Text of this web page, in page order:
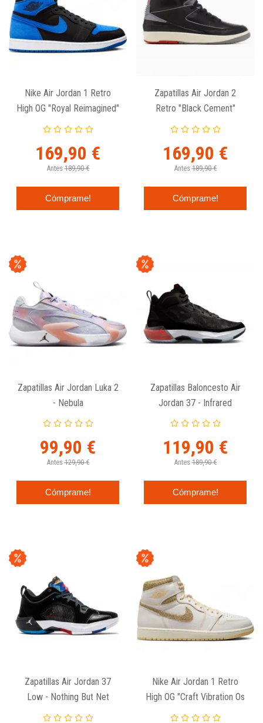
Nike Air Jordan 1 Retro
High OG "Royal Reimagined"
169,90 €
Antes 189,90 €
Cómprame!
Zapatillas Air Jordan 2
Retro "Black Cement"
169,90 €
Antes 189,90 €
Cómprame!
Zapatillas Air Jordan Luka 2
- Nebula
99,90 €
Antes 129,90 €
Cómprame!
Zapatillas Baloncesto Air
Jordan 37 - Infrared
119,90 €
Antes 189,90 €
Cómprame!
Zapatillas Air Jordan 37
Low - Nothing But Net
Nike Air Jordan 1 Retro
High OG "Craft Vibration Os
Naija"